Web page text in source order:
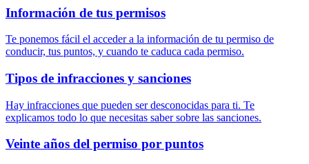
Información de tus permisos
Te ponemos fácil el acceder a la información de tu permiso de
conducir, tus puntos, y cuando te caduca cada permiso.
Tipos de infracciones y sanciones
Hay infracciones que pueden ser desconocidas para ti. Te
explicamos todo lo que necesitas saber sobre las sanciones.
Veinte años del permiso por puntos